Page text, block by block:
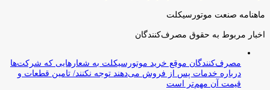
ماهنامه صنعت موتورسیکلت
اخبار مربوط به حقوق مصرف‌کنندگان
مصرف‌کنندگان موقع خرید موتورسیکلت به شعارهایی که شرکت‌ها
درباره خدمات پس از فروش می‌دهند توجه نکنند/ تامین قطعات و
قیمت آن مهم‌تر است